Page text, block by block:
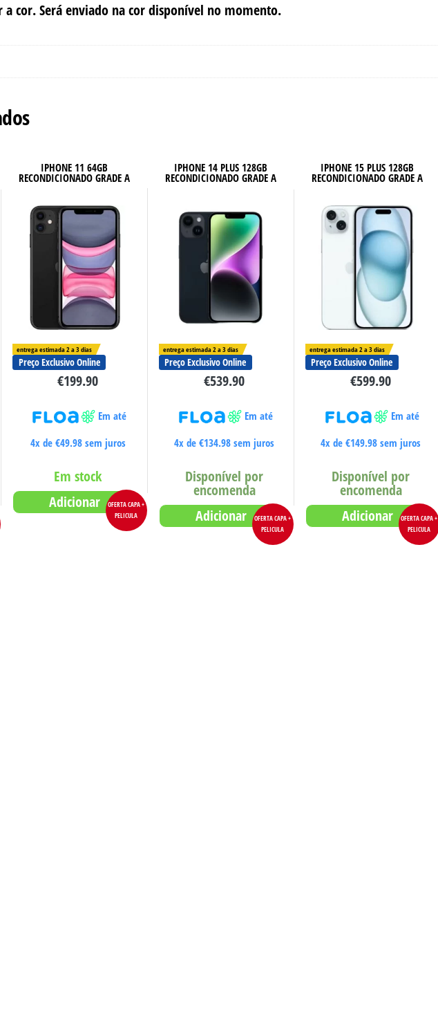
a cor. Será enviado na cor disponível no momento.
IPHONE 11 64GB
RECONDICIONADO GRADE A
OFERTA CAPA +
PELICULA
entrega estimada 2 a 3 dias
Preço Exclusivo Online
€199.90
Em até
4x de €49.98sem juros
Em stock
Adicionar
IPHONE 14 PLUS 128GB
RECONDICIONADO GRADE A
OFERTA CAPA +
PELICULA
entrega estimada 2 a 3 dias
Preço Exclusivo Online
€539.90
Em até
4x de€134.98 sem juros
Disponível por
encomenda
Adicionar
IPHONE 15 PLUS 128GB
RECONDICIONADO GRADE A
OFERTA CAPA +
PELICULA
entrega estimada 2 a 3 dias
Preço Exclusivo Online
€599.90
Em até
4x de€149.98 sem juros
Disponível por
encomenda
Adicionar